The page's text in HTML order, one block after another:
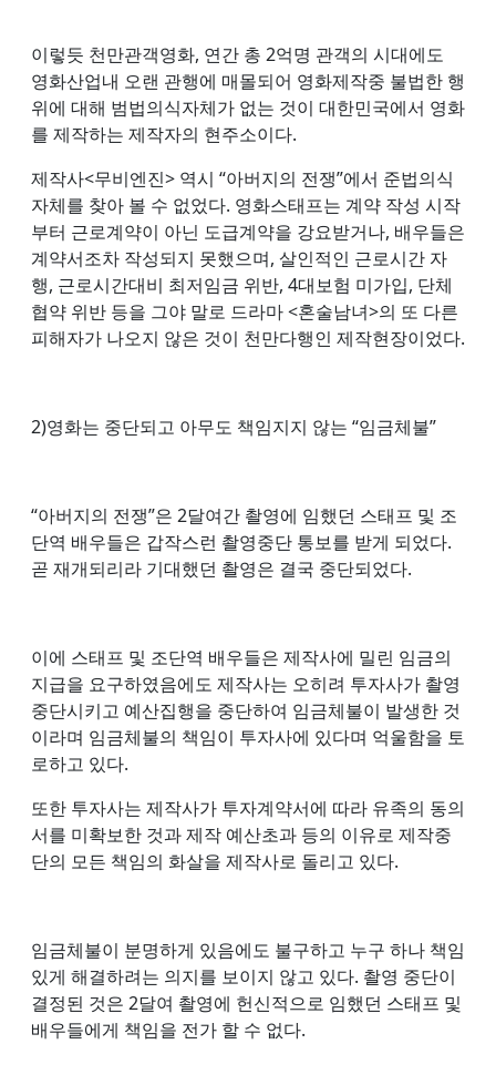
이렇듯 천만관객영화, 연간 총 2억명 관객의 시대에도
영화산업내 오랜 관행에 매몰되어 영화제작중 불법한 행
위에 대해 범법의식자체가 없는 것이 대한민국에서 영화
를 제작하는 제작자의 현주소이다.
제작사<무비엔진> 역시 “아버지의 전쟁”에서 준법의식
자체를 찾아 볼 수 없었다. 영화스태프는 계약 작성 시작
부터 근로계약이 아닌 도급계약을 강요받거나, 배우들은
계약서조차 작성되지 못했으며, 살인적인 근로시간 자
행, 근로시간대비 최저임금 위반, 4대보험 미가입, 단체
협약 위반 등을 그야 말로 드라마 <혼술남녀>의 또 다른
피해자가 나오지 않은 것이 천만다행인 제작현장이었다.
2)영화는 중단되고 아무도 책임지지 않는 “임금체불”
“아버지의 전쟁”은 2달여간 촬영에 임했던 스태프 및 조
단역 배우들은 갑작스런 촬영중단 통보를 받게 되었다.
곧 재개되리라 기대했던 촬영은 결국 중단되었다.
이에 스태프 및 조단역 배우들은 제작사에 밀린 임금의
지급을 요구하였음에도 제작사는 오히려 투자사가 촬영
중단시키고 예산집행을 중단하여 임금체불이 발생한 것
이라며 임금체불의 책임이 투자사에 있다며 억울함을 토
로하고 있다.
또한 투자사는 제작사가 투자계약서에 따라 유족의 동의
서를 미확보한 것과 제작 예산초과 등의 이유로 제작중
단의 모든 책임의 화살을 제작사로 돌리고 있다.
임금체불이 분명하게 있음에도 불구하고 누구 하나 책임
있게 해결하려는 의지를 보이지 않고 있다. 촬영 중단이
결정된 것은 2달여 촬영에 헌신적으로 임했던 스태프 및
배우들에게 책임을 전가 할 수 없다.